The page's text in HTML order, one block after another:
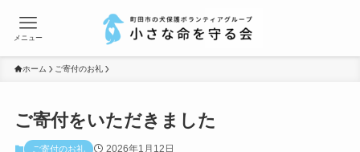
メニュー
ホーム ご寄付のお礼
ご寄付をいただきました
ご寄付のお礼 2026年1月12日